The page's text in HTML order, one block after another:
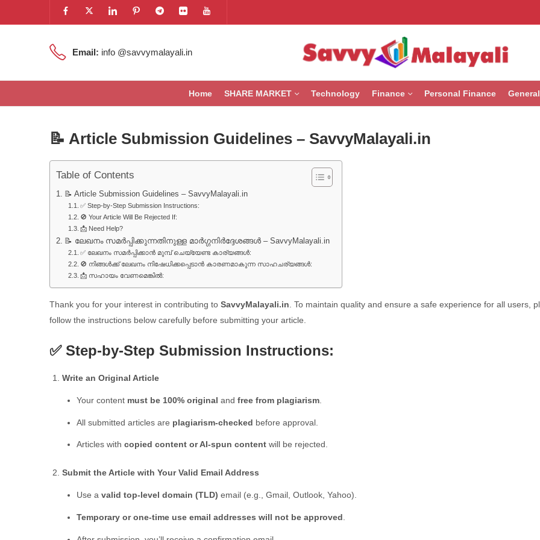
Email: info @savvymalayali.in
Home SHARE MARKET Technology Finance Personal Finance General
📝 Article Submission Guidelines – SavvyMalayali.in
Table of Contents
📝 Article Submission Guidelines – SavvyMalayali.in
✅ Step-by-Step Submission Instructions:
🚫 Your Article Will Be Rejected If:
📩 Need Help?
📝 ലേഖനം സമർപ്പിക്കുന്നതിനുള്ള മാർഗ്ഗനിർദ്ദേശങ്ങൾ – SavvyMalayali.in
✅ ലേഖനം സമർപ്പിക്കാൻ മുമ്പ് ചെയ്യേണ്ട കാര്യങ്ങൾ:
🚫 നിങ്ങൾക്ക് ലേഖനം നിഷേധിക്കപ്പെടാൻ കാരണമാകുന്ന സാഹചര്യങ്ങൾ:
📩 സഹായം വേണമെങ്കിൽ:
Thank you for your interest in contributing to SavvyMalayali.in . To maintain quality and ensure a safe experience for all users,
follow the instructions below carefully before submitting your article.
✅ Step-by-Step Submission Instructions:
Write an Original Article
Your content must be 100% original and free from plagiarism
All submitted articles are plagiarism-checked before approval.
Articles with copied content or AI-spun content will be rejected.
Submit the Article with Your Valid Email Address
Use a valid top-level domain (TLD) email (e.g., Gmail, Outlook, Yahoo).
Temporary or one-time use email addresses will not be approved